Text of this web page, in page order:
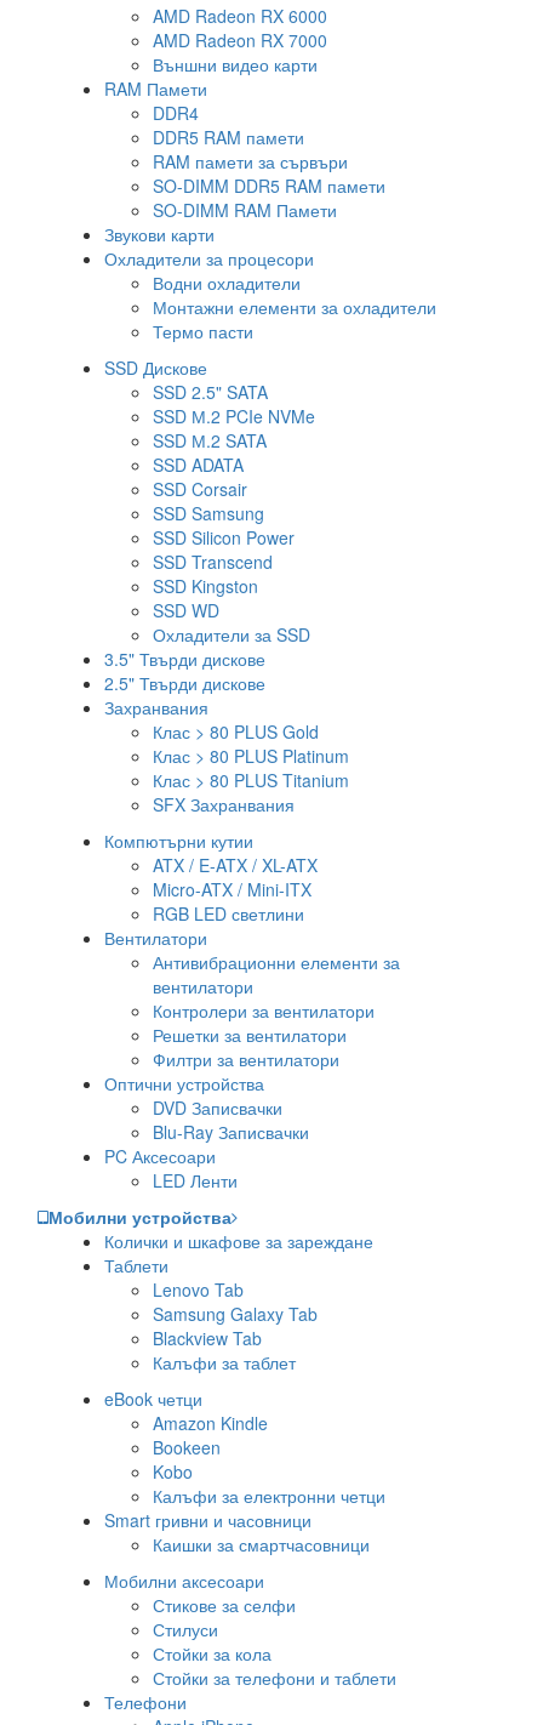
AMD Radeon RX 6000
AMD Radeon RX 7000
Външни видео карти
RAM Памети
DDR4
DDR5 RAM памети
RAM памети за сървъри
SO-DIMM DDR5 RAM памети
SO-DIMM RAM Памети
Звукови карти
Охладители за процесори
Водни охладители
Монтажни елементи за охладители
Термо пасти
SSD Дискове
SSD 2.5" SATA
SSD М.2 PCIe NVMe
SSD М.2 SATA
SSD ADATA
SSD Corsair
SSD Samsung
SSD Silicon Power
SSD Transcend
SSD Kingston
SSD WD
Охладители за SSD
3.5" Твърди дискове
2.5" Твърди дискове
Захранвания
Клас > 80 PLUS Gold
Клас > 80 PLUS Platinum
Клас > 80 PLUS Titanium
SFX Захранвания
Компютърни кутии
ATX / E-ATX / XL-ATX
Micro-ATX / Mini-ITX
RGB LED светлини
Вентилатори
Антивибрационни елементи за
вентилатори
Контролери за вентилатори
Решетки за вентилатори
Филтри за вентилатори
Оптични устройства
DVD Записвачки
Blu-Ray Записвачки
PC Аксесоари
LED Ленти
Мобилни устройства
Колички и шкафове за зареждане
Таблети
Lenovo Tab
Samsung Galaxy Tab
Blackview Tab
Калъфи за таблет
eBook четци
Amazon Kindle
Bookeen
Kobo
Калъфи за електронни четци
Smart гривни и часовници
Каишки за смартчасовници
Мобилни аксесоари
Стикове за селфи
Стилуси
Стойки за кола
Стойки за телефони и таблети
Телефони